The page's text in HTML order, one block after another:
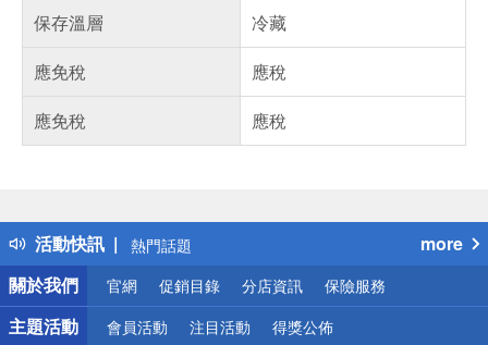
保存溫層
冷藏
應免稅
應稅
應免稅
應稅
活動快訊
得獎公告
熱門話題
銀行優惠
偏遠地區配送
詐騙網頁！請小心！
more
關於我們
官網 促銷目錄 分店資訊 保險服務
主題活動 會員活動 注目活動 得獎公佈